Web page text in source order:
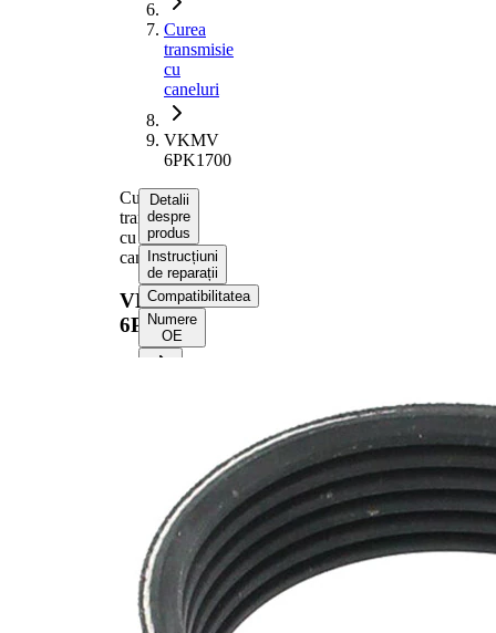
Curea
transmisie
cu
caneluri
VKMV
6PK1700
Curea
transmisie
cu
caneluri
VKMV
6PK1700
Detalii
despre
produs
Instrucțiuni
de reparații
Compatibilitatea
Numere
OE
1700 mm
21,36 mm
Culoare
negru
Numar
nervuri
6
SVHC
Nu sunt
disponibile
substante
SVHC